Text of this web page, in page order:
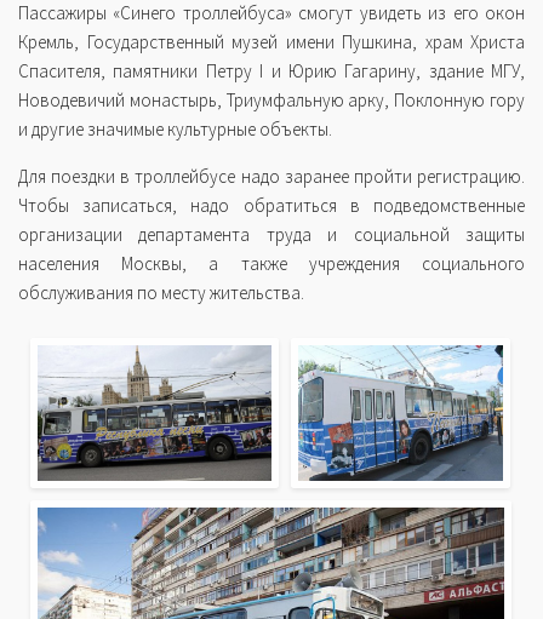
Пассажиры «Синего троллейбуса» смогут увидеть из его окон
Кремль, Государственный музей имени Пушкина, храм Христа
Спасителя, памятники Петру I и Юрию Гагарину, здание МГУ,
Новодевичий монастырь, Триумфальную арку, Поклонную гору
и другие значимые культурные объекты.
Для поездки в троллейбусе надо заранее пройти регистрацию.
Чтобы записаться, надо обратиться в подведомственные
организации департамента труда и социальной защиты
населения Москвы, а также учреждения социального
обслуживания по месту жительства.